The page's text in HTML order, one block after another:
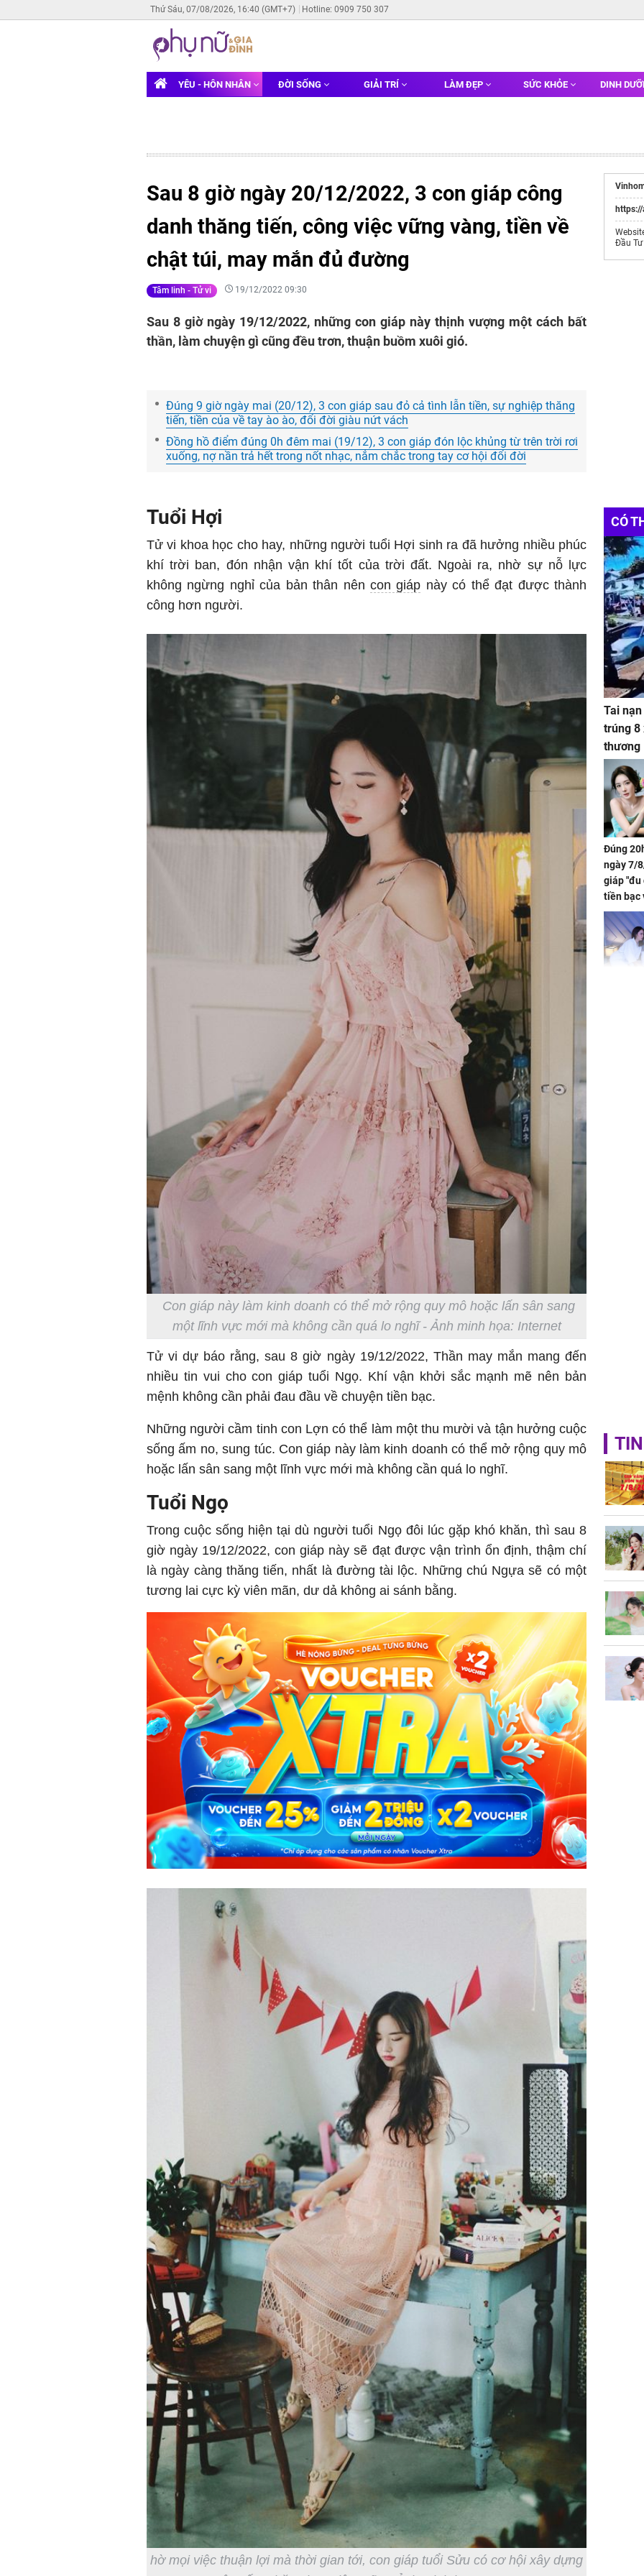
Thứ Sáu, 07/08/2026, 16:40 (GMT+7) Hotline: 0909 750 307
YÊU - HÔN NHÂN ĐỜI SỐNG GIẢI TRÍ LÀM ĐẸP SỨC KHỎE DINH
Sau 8 giờ ngày 20/12/2022, 3 con giáp công
danh thăng tiến, công việc vững vàng, tiền về
chật túi, may mắn đủ đường
Tâm linh - Tử vi 19/12/2022 09:30
Sau 8 giờ ngày 19/12/2022, những con giáp này thịnh vượng một cách bất
thần, làm chuyện gì cũng đều trơn, thuận buồm xuôi gió.
Đúng 9 giờ ngày mai (20/12), 3 con giáp sau đỏ cả tình lẫn tiền, sự nghiệp thăng
tiến, tiền của về tay ào ào, đổi đời giàu nứt vách
Đồng hồ điểm đúng 0h đêm mai (19/12), 3 con giáp đón lộc khủng từ trên trời rơi
xuống, nợ nần trả hết trong nốt nhạc, nắm chắc trong tay cơ hội đổi đời
Tuổi Hợi
Tử vi khoa học cho hay, những người tuổi Hợi sinh ra đã hưởng nhiều phúc
khí trời ban, đón nhận vận khí tốt của trời đất. Ngoài ra, nhờ sự nỗ lực
không ngừng nghỉ của bản thân nên con giáp này có thể đạt được thành
công hơn người.
Con giáp này làm kinh doanh có thể mở rộng quy mô hoặc lấn sân sang
một lĩnh vực mới mà không cần quá lo nghĩ - Ảnh minh họa: Internet
Tử vi dự báo rằng, sau 8 giờ ngày 19/12/2022, Thần may mắn mang đến
nhiều tin vui cho con giáp tuổi Ngọ. Khí vận khởi sắc mạnh mẽ nên bản
mệnh không cần phải đau đầu về chuyện tiền bạc.
Những người cầm tinh con Lợn có thể làm một thu mười và tận hưởng cuộc
sống ấm no, sung túc. Con giáp này làm kinh doanh có thể mở rộng quy mô
hoặc lấn sân sang một lĩnh vực mới mà không cần quá lo nghĩ.
Tuổi Ngọ
Trong cuộc sống hiện tại dù người tuổi Ngọ đôi lúc gặp khó khăn, thì sau 8
giờ ngày 19/12/2022, con giáp này sẽ đạt được vận trình ổn định, thậm chí
là ngày càng thăng tiến, nhất là đường tài lộc. Những chú Ngựa sẽ có một
tương lai cực kỳ viên mãn, dư dả không ai sánh bằng.
hờ mọi việc thuận lợi mà thời gian tới, con giáp tuổi Sửu có cơ hội xây dựng
https://
Đầu Tư
CÓ
Tai
trúng 8
thương
Đúng
ngày 7/
giáp "đu
tiền bạc
đón lộc
tiền viên